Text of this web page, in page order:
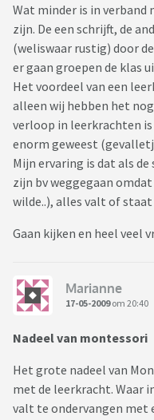
Wat minder is in verband
zijn. De een schrijft, de
(weliswaar rustig) door
er gaan groepen de klas
Het voordeel van een
alleen wij hebben het
verloop in leerkrachten is
enorm geweest
Mijn ervaring is dat als
zijn bv weggegaan
wilde..), alles valt of
Gaan kijken en heel veel
Marianne
17-05-2009om 20:40
Nadeel van montessori
Het grote nadeel van
met de leerkracht. Waar
valt te ondervangen met